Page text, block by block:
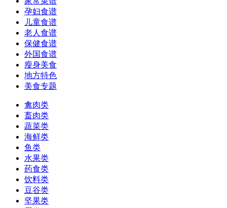
孕妇食谱
儿童食谱
老人食谱
保健食谱
外国食谱
瘦身美食
地方特色
美食专题
禽肉类
畜肉类
蔬菜类
海鲜类
鱼类
水果类
药食类
饮料类
豆谷类
坚果类